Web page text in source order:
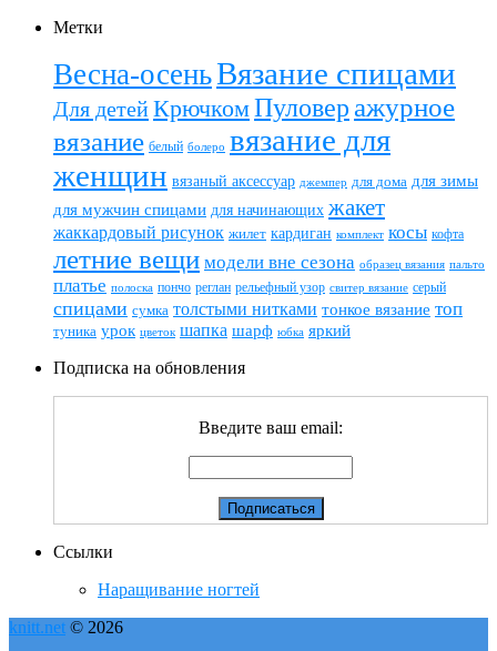
Метки
Весна-осеньВязание спицами
Для детейКрючкомПуловер ажурное
вязание белый болеро вязание для
женщин вязаный аксессуар джемпер для дома для зимы
для мужчин спицами для начинающих жакет
жаккардовый рисунок жилет кардиган комплект косы кофта
летние вещи модели вне сезона образец вязания пальто
платье полоска пончо реглан рельефный узор свитер вязание серый
спицами сумка толстыми нитками тонкое вязание топ
туника урок цветок шапка шарф юбка яркий
Подписка на обновления
Введите ваш email:
Ссылки
Наращивание ногтей
knitt.net © 2026